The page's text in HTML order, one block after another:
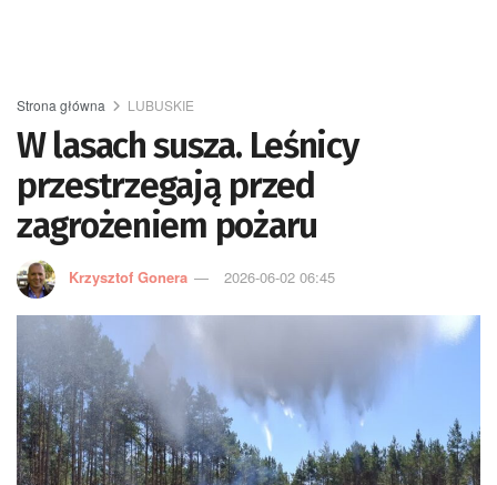
Strona główna LUBUSKIE
W lasach susza. Leśnicy
przestrzegają przed
zagrożeniem pożaru
Krzysztof Gonera 2026-06-02 06:45